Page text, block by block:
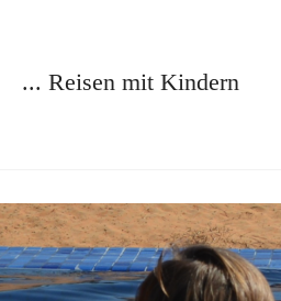
... Reisen mit Kindern